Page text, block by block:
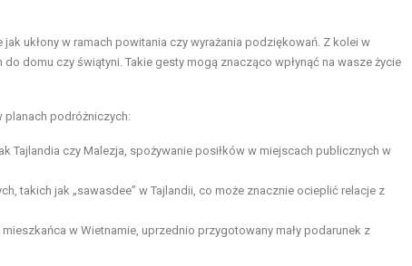
ukłony w ramach powitania czy wyrażania podziękowań. Z kolei w
domu czy świątyni. Takie gesty mogą znacząco wpłynąć na wasze życie
planach podróżniczych:
Tajlandia czy Malezja, spożywanie posiłków w miejscach publicznych w
takich jak „sawasdee” w Tajlandii, co może znacznie ocieplić relacje z
w Wietnamie, uprzednio przygotowany mały podarunek z